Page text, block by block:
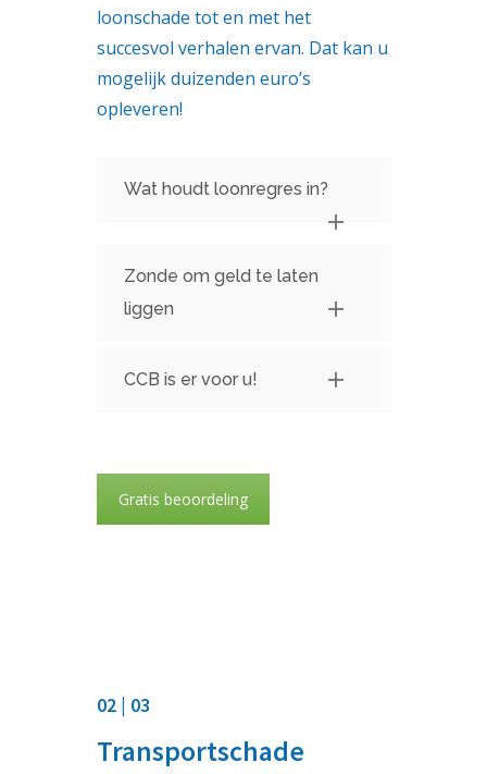
loonschade tot en met het
succesvol verhalen ervan. Dat kan u
mogelijk duizenden euro’s
opleveren!
Wat houdt loonregres in?
Zonde om geld te laten
liggen
CCB is er voor u!
Gratis beoordeling
02 | 03
Transportschade